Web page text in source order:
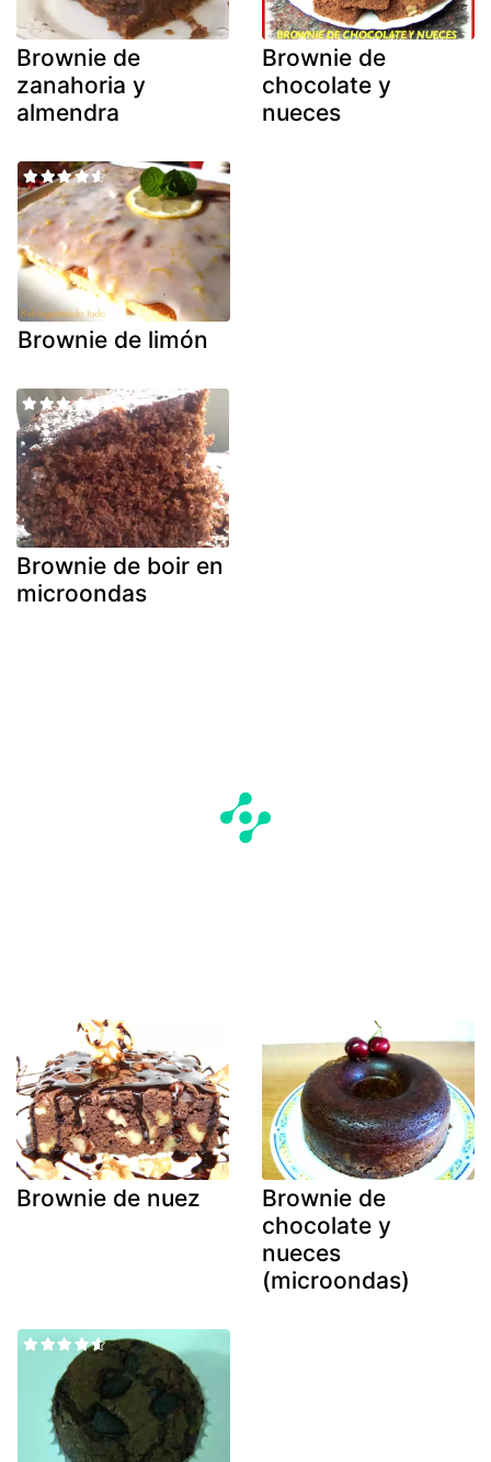
Brownie de
zanahoria y
almendra
Brownie de
chocolate y
nueces
Brownie de limón
Brownie de boir en
microondas
Brownie de nuez
Brownie de
chocolate y
nueces
(microondas)